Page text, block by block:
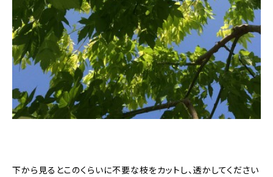
下から見るとこのくらいに不要な枝をカットし、透かしてください